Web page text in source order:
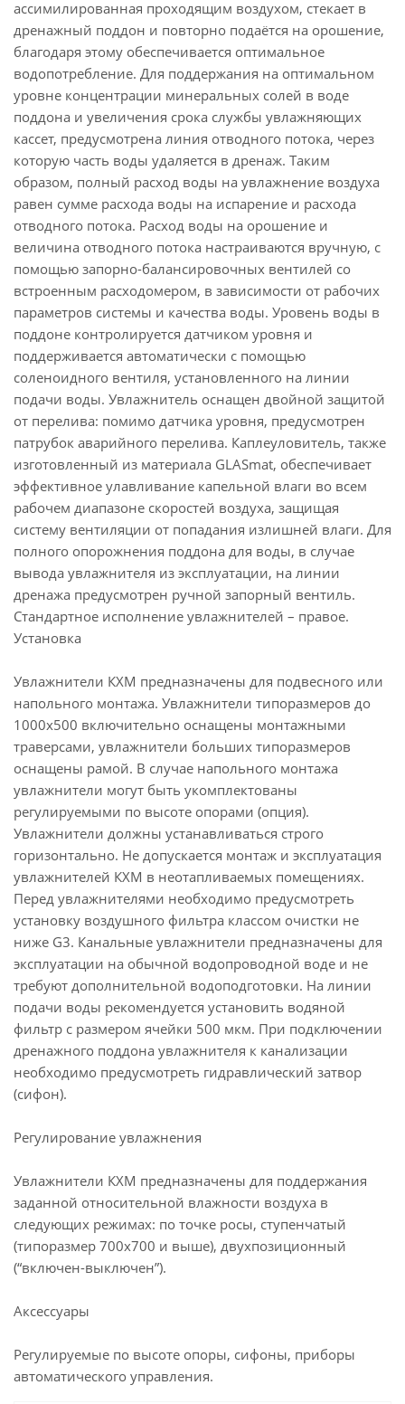
ассимилированная проходящим воздухом, стекает в
дренажный поддон и повторно подаётся на орошение,
благодаря этому обеспечивается оптимальное
водопотребление. Для поддержания на оптимальном
уровне концентрации минеральных солей в воде
поддона и увеличения срока службы увлажняющих
кассет, предусмотрена линия отводного потока, через
которую часть воды удаляется в дренаж. Таким
образом, полный расход воды на увлажнение воздуха
равен сумме расхода воды на испарение и расхода
отводного потока. Расход воды на орошение и
величина отводного потока настраиваются вручную, с
помощью запорно-балансировочных вентилей со
встроенным расходомером, в зависимости от рабочих
параметров системы и качества воды. Уровень воды в
поддоне контролируется датчиком уровня и
поддерживается автоматически с помощью
соленоидного вентиля, установленного на линии
подачи воды. Увлажнитель оснащен двойной защитой
от перелива: помимо датчика уровня, предусмотрен
патрубок аварийного перелива. Каплеуловитель, также
изготовленный из материала GLASmat, обеспечивает
эффективное улавливание капельной влаги во всем
рабочем диапазоне скоростей воздуха, защищая
систему вентиляции от попадания излишней влаги. Для
полного опорожнения поддона для воды, в случае
вывода увлажнителя из эксплуатации, на линии
дренажа предусмотрен ручной запорный вентиль.
Стандартное исполнение увлажнителей – правое.
Установка
Увлажнители КХМ предназначены для подвесного или
напольного монтажа. Увлажнители типоразмеров до
1000х500 включительно оснащены монтажными
траверсами, увлажнители больших типоразмеров
оснащены рамой. В случае напольного монтажа
увлажнители могут быть укомплектованы
регулируемыми по высоте опорами (опция).
Увлажнители должны устанавливаться строго
горизонтально. Не допускается монтаж и эксплуатация
увлажнителей КХМ в неотапливаемых помещениях.
Перед увлажнителями необходимо предусмотреть
установку воздушного фильтра классом очистки не
ниже G3. Канальные увлажнители предназначены для
эксплуатации на обычной водопроводной воде и не
требуют дополнительной водоподготовки. На линии
подачи воды рекомендуется установить водяной
фильтр с размером ячейки 500 мкм. При подключении
дренажного поддона увлажнителя к канализации
необходимо предусмотреть гидравлический затвор
(сифон).
Регулирование увлажнения
Увлажнители КХМ предназначены для поддержания
заданной относительной влажности воздуха в
следующих режимах: по точке росы, ступенчатый
(типоразмер 700х700 и выше), двухпозиционный
(“включен-выключен”).
Аксессуары
Регулируемые по высоте опоры, сифоны, приборы
автоматического управления.